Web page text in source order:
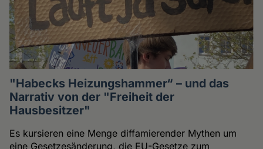
"Habecks Heizungshammer“ – und das
Narrativ von der "Freiheit der
Hausbesitzer"
Es kursieren eine Menge diffamierender Mythen um
eine Gesetzesänderung, die EU-Gesetze zum